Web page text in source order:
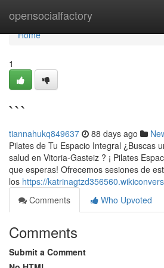
opensocialfactory
Home
Home
1
```
tiannahukq849637 88 days ago
Pilates de Tu Espacio Integral ¿Buscas
salud en Vitoria-Gasteiz ? ¡ Pilates
que esperas! Ofrecemos sesiones de
los https://
Comments
Who Upvoted
Comments
Submit a Comment